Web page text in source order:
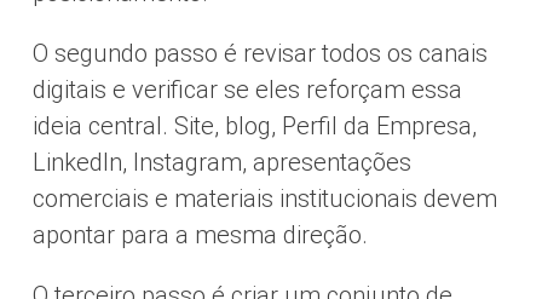
O segundo passo é revisar todos os canais
digitais e verificar se eles reforçam essa
ideia central. Site, blog, Perfil da Empresa,
LinkedIn, Instagram, apresentações
comerciais e materiais institucionais devem
apontar para a mesma direção.